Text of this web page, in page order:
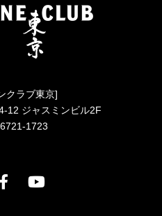
クラブ東京]
12 ジャスミンビル2F
1723